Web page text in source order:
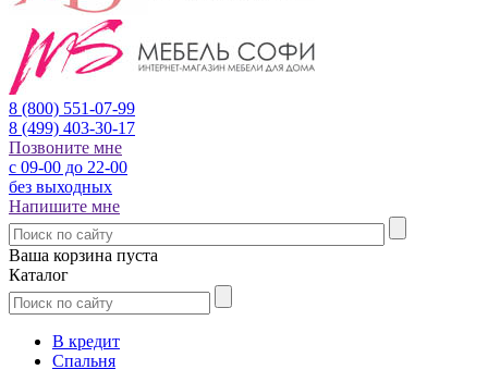
8 (800) 551-07-99
8 (499) 403-30-17
Позвоните мне
с 09-00 до 22-00
без выходных
Напишите мне
Ваша корзина пуста
Каталог
В кредит
Спальня